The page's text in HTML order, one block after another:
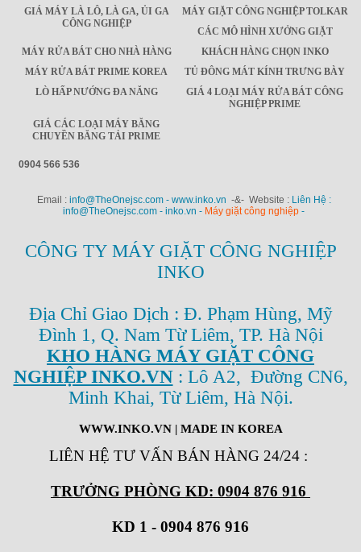
GIÁ MÁY LÀ LÔ, LÀ GA, ỦI GA
CÔNG NGHIỆP
MÁY GIẶT CÔNG NGHIỆP TOLKAR
CÁC MÔ HÌNH XƯỞNG GIẶT
MÁY RỬA BÁT CHO NHÀ HÀNG
KHÁCH HÀNG CHỌN INKO
MÁY RỬA BÁT PRIME KOREA
TỦ ĐÔNG MÁT KÍNH TRƯNG BÀY
LÒ HẤP NƯỚNG ĐA NĂNG
GIÁ 4 LOẠI MÁY RỬA BÁT CÔNG
NGHIỆP PRIME
GIÁ CÁC LOẠI MÁY BĂNG
CHUYỀN BĂNG TẢI PRIME
0904 566 536
Email : info@TheOnejsc.com - www.inko.vn -&- Website : Liên Hệ :
info@TheOnejsc.com - inko.vn - Máy giặt công nghiệp -
CÔNG TY MÁY GIẶT CÔNG NGHIỆP
INKO
Địa Chỉ Giao Dịch : Đ. Phạm Hùng, Mỹ
Đình 1, Q. Nam Từ Liêm, TP. Hà Nội
KHO HÀNG MÁY GIẶT CÔNG
NGHIỆP INKO.VN: Lô A2, Đường CN6,
Minh Khai, Từ Liêm, Hà Nội.
WWW.INKO.VN| MADE IN KOREA
LIÊN HỆ TƯ VẤN BÁN HÀNG 24/24 :
TRƯỞNG PHÒNG KD: 0904 876 916
KD 1 - 0904 876 916